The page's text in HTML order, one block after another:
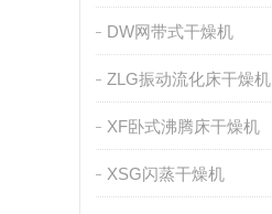
DW网带式干燥机
ZLG振动流化床干燥机
XF卧式沸腾床干燥机
XSG闪蒸干燥机